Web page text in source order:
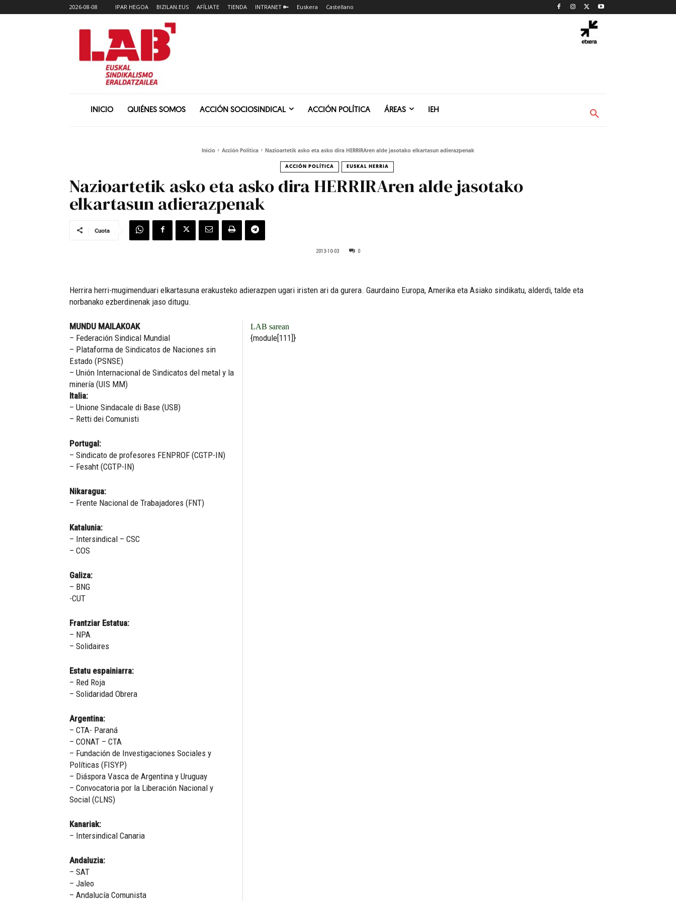
2026-08-08 IPAR HEGOA BIZILAN.EUS AFÍLIATE TIENDA INTRANET 🔑 Euskera Castellano
INICIO QUIÉNES SOMOS ACCIÓN SOCIOSINDICAL ACCIÓN POLÍTICA ÁREAS IEH
Inicio Acción Política Nazioartetik asko eta asko dira HERRIRAren alde jasotako elkartasun adierazpenak
ACCIÓN POLÍTICA EUSKAL HERRIA
Nazioartetik asko eta asko dira HERRIRAren alde jasotako
elkartasun adierazpenak
Cuota
2013-10-03 0
Herrira herri-mugimenduari elkartasuna erakusteko adierazpen ugari iristen ari da gurera. Gaurdaino Europa, Amerika eta Asiako sindikatu, alderdi, talde eta
norbanako ezberdinenak jaso ditugu.
MUNDU MAILAKOAK
– Federación Sindical Mundial
– Plataforma de Sindicatos de Naciones sin
Estado (PSNSE)
– Unión Internacional de Sindicatos del metal y la
minería (UIS MM)
Italia:
– Unione Sindacale di Base (USB)
– Retti dei Comunisti
Portugal:
– Sindicato de profesores FENPROF (CGTP-IN)
– Fesaht (CGTP-IN)
Nikaragua:
– Frente Nacional de Trabajadores (FNT)
Katalunia:
– Intersindical – CSC
– COS
Galiza:
– BNG
-CUT
Frantziar Estatua:
– NPA
– Solidaires
Estatu espainiarra:
– Red Roja
– Solidaridad Obrera
Argentina:
– CTA- Paraná
– CONAT – CTA
– Fundación de Investigaciones Sociales y
Políticas (FISYP)
– Diáspora Vasca de Argentina y Uruguay
– Convocatoria por la Liberación Nacional y
Social (CLNS)
Kanariak:
– Intersindical Canaria
Andaluzia:
– SAT
– Jaleo
– Andalucía Comunista
LAB sarean
{module[111]}